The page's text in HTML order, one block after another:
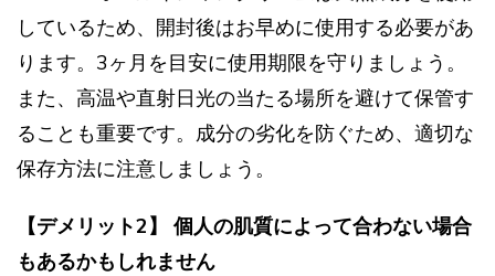
しているため、開封後はお早めに使用する必要があ
ります。3ヶ月を目安に使用期限を守りましょう。
また、高温や直射日光の当たる場所を避けて保管す
ることも重要です。成分の劣化を防ぐため、適切な
保存方法に注意しましょう。
【デメリット2】 個人の肌質によって合わない場合
もあるかもしれません